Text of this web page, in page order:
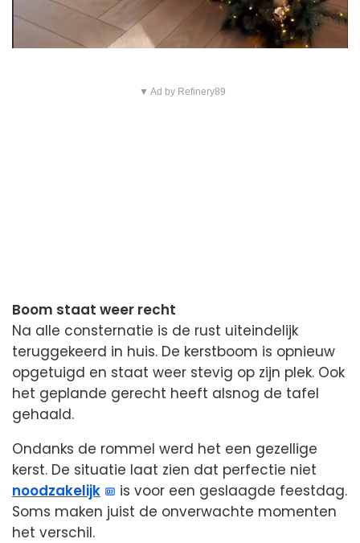
▼ Ad by Refinery89
Boom staat weer recht
Na alle consternatie is de rust uiteindelijk
teruggekeerd in huis. De kerstboom is opnieuw
opgetuigd en staat weer stevig op zijn plek. Ook
het geplande gerecht heeft alsnog de tafel
gehaald.
Ondanks de rommel werd het een gezellige
kerst. De situatie laat zien dat perfectie niet
noodzakelijk
is voor een geslaagde feestdag.
Soms maken juist de onverwachte momenten
het verschil.